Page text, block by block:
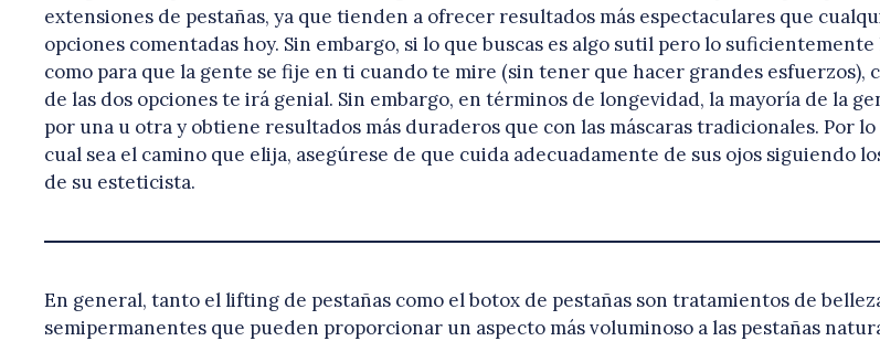
extensiones de pestañas, ya que tienden a ofrecer resultados más espectaculares que
opciones comentadas hoy. Sin embargo, si lo que buscas es algo sutil pero lo
como para que la gente se fije en ti cuando te mire (sin tener que hacer grandes esfuerzos),
de las dos opciones te irá genial. Sin embargo, en términos de longevidad, la mayoría de la
por una u otra y obtiene resultados más duraderos que con las máscaras tradicionales. Por lo
cual sea el camino que elija, asegúrese de que cuida adecuadamente de sus ojos siguiendo
de su esteticista.
En general, tanto el lifting de pestañas como el botox de pestañas son tratamientos de
semipermanentes que pueden proporcionar un aspecto más voluminoso a las pestañas